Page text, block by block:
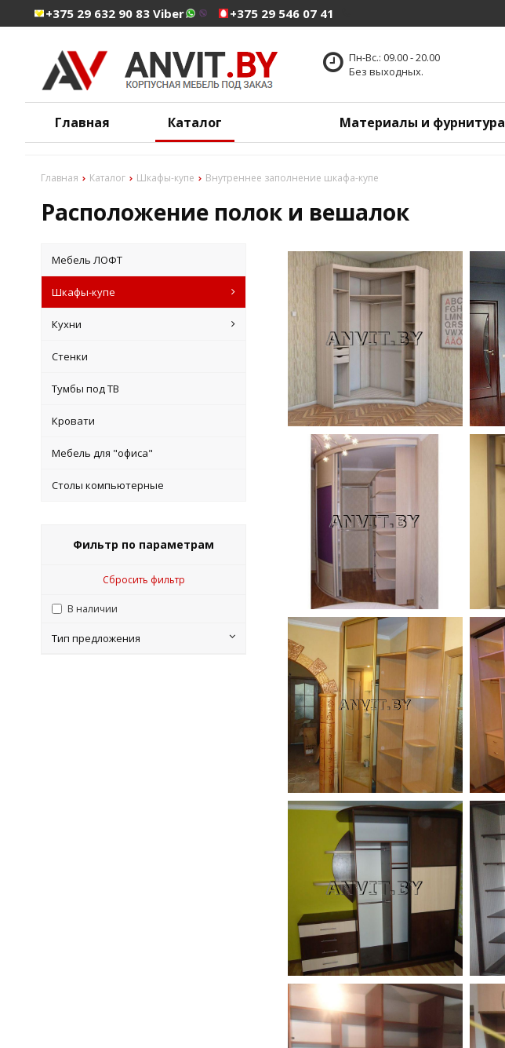
+375 29 632 90 83 Viber +375 29 546 07 41
Пн-Вс.: 09.00 - 20.00
Без выходных.
Главная Каталог Материалы и фурнитура
Главная Каталог Шкафы-купе Внутреннее заполнение шкафа-купе
Расположение полок и вешалок
Мебель ЛОФТ
Шкафы-купе
Кухни
Стенки
Тумбы под ТВ
Кровати
Мебель для "офиса"
Столы компьютерные
Фильтр по параметрам
Сбросить фильтр
В наличии
Тип предложения